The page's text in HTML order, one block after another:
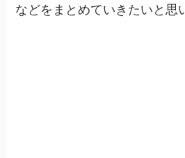
などをまとめていきたいと思